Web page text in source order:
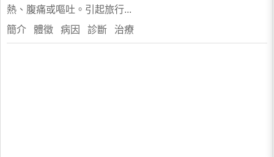
熱、腹痛或嘔吐。引起旅行...
簡介 體徵 病因 診斷 治療